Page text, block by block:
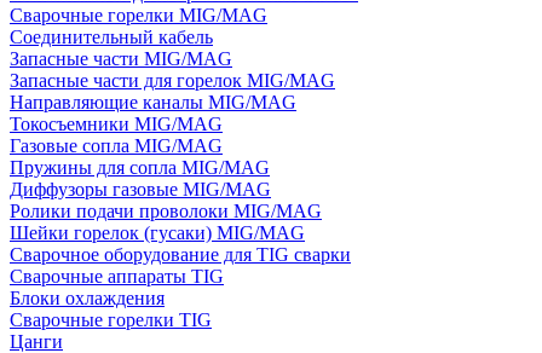
Сварочные горелки MIG/MAG
Соединительный кабель
Запасные части MIG/MAG
Запасные части для горелок MIG/MAG
Направляющие каналы MIG/MAG
Токосъемники MIG/MAG
Газовые сопла MIG/MAG
Пружины для сопла MIG/MAG
Диффузоры газовые MIG/MAG
Ролики подачи проволоки MIG/MAG
Шейки горелок (гусаки) MIG/MAG
Сварочное оборудование для TIG сварки
Сварочные аппараты TIG
Блоки охлаждения
Сварочные горелки TIG
Цанги